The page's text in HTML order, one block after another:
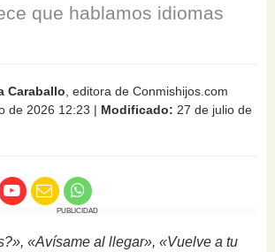
que hablamos idiomas
Caraballo , editora de Conmishijos.com
de 2026 12:23 | Modificado: 27 de julio de
PUBLICIDAD
«Avísame al llegar», «Vuelve a tu